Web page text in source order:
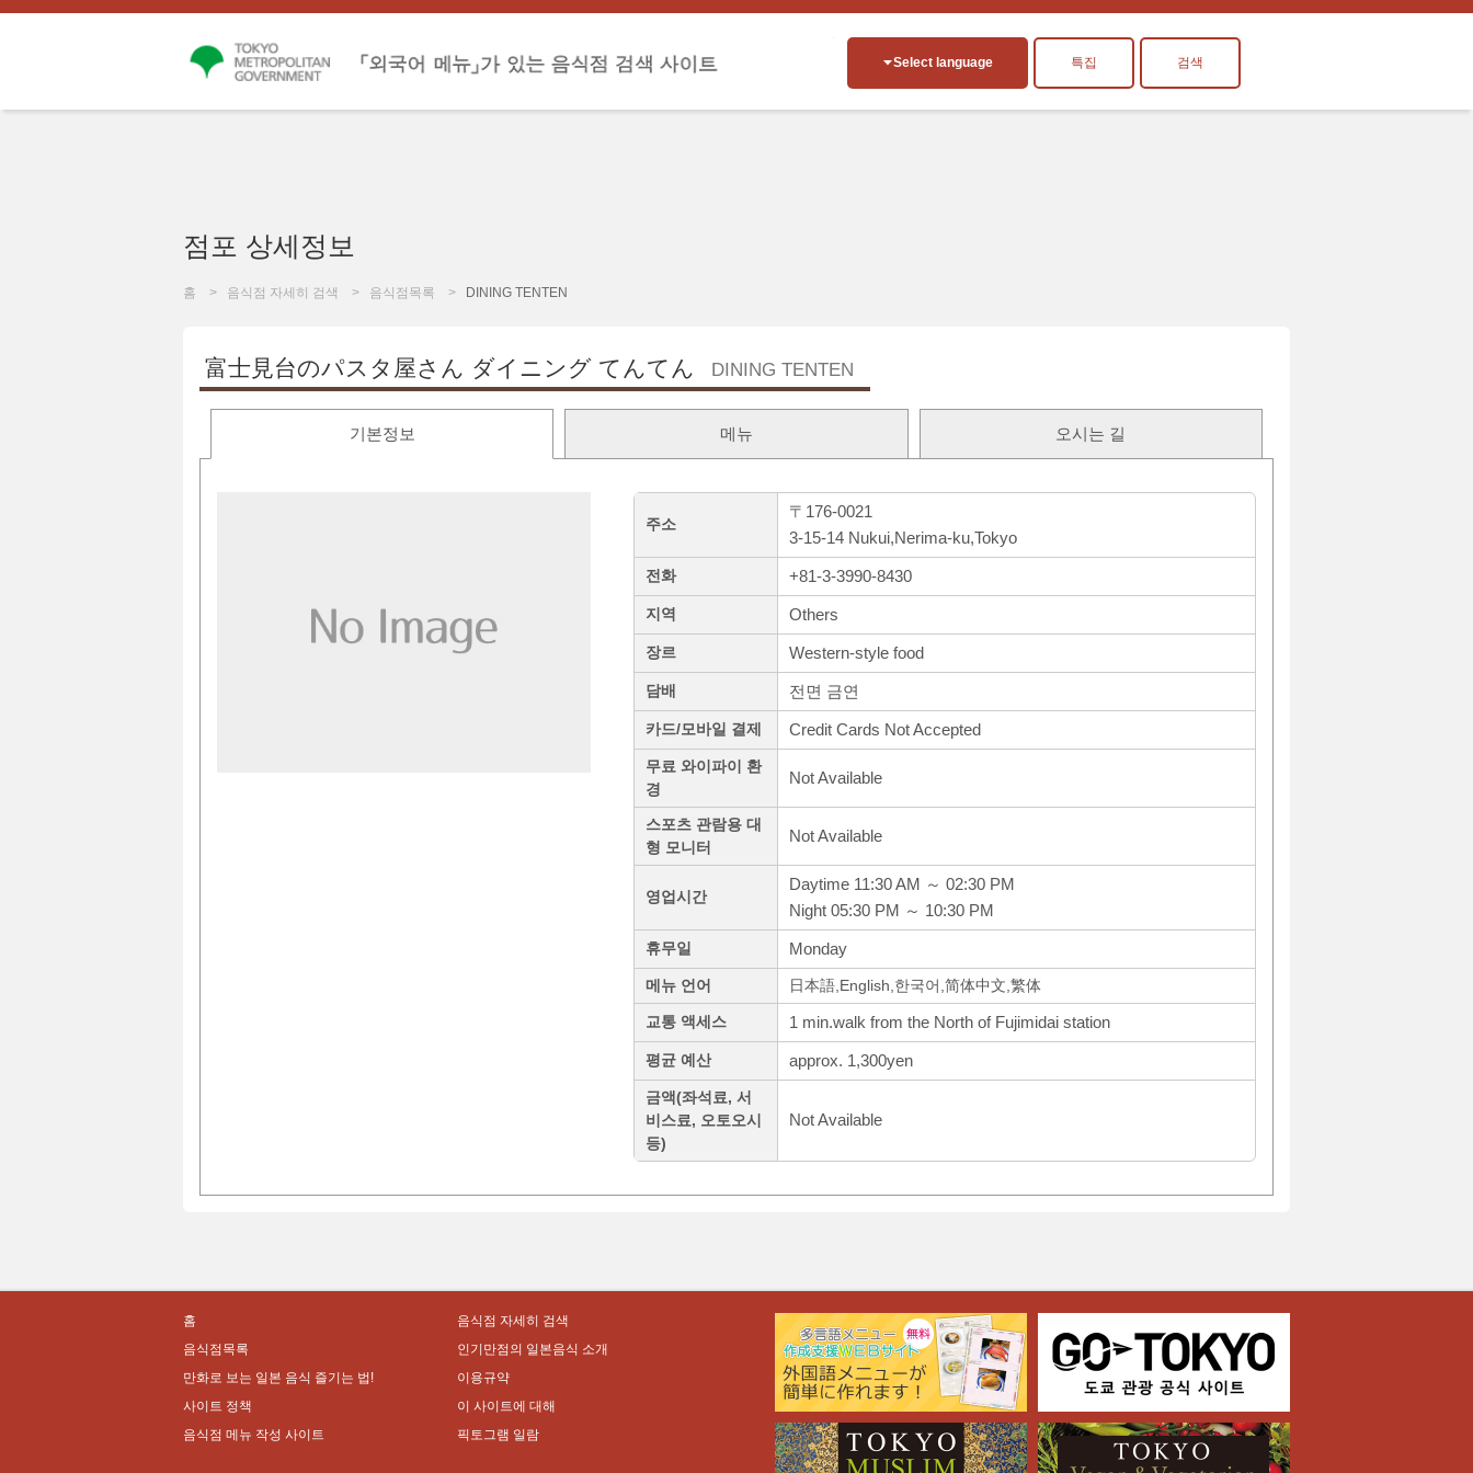
Select language 특집 검색
점포 상세정보
홈 음식점 자세히 검색 음식점목록 DINING TENTEN
富士見台のパスタ屋さん ダイニング てんてん DINING TENTEN
기본정보 메뉴 오시는 길
주소
〒176-0021
3-15-14 Nukui,Nerima-ku,Tokyo
전화 +81-3-3990-8430
지역 Others
장르 Western-style food
담배 전면 금연
카드/모바일 결제 Credit Cards Not Accepted
무료 와이파이 환
경
Not Available
스포츠 관람용 대
형 모니터
Not Available
영업시간
Daytime 11:30 AM ～ 02:30 PM
Night 05:30 PM ～ 10:30 PM
휴무일 Monday
메뉴 언어 日本語,English,한국어,简体中文,繁体
교통 액세스 1 min.walk from the North of Fujimidai station
평균 예산 approx. 1,300yen
금액(좌석료, 서
비스료, 오토오시
등)
Not Available
홈
음식점 자세히 검색
음식점목록
인기만점의 일본음식 소개
만화로 보는 일본 음식 즐기는 법!
이용규약
사이트 정책
이 사이트에 대해
음식점 메뉴 작성 사이트
픽토그램 일람